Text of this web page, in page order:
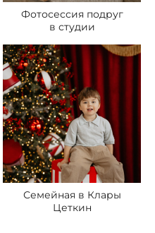
Фотосессия подруг
в студии
Семейная в Клары
Цеткин